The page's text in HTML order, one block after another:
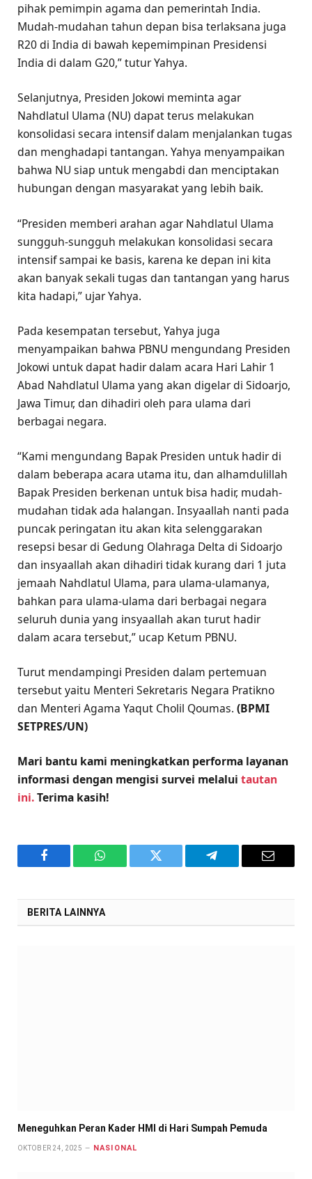
pihak pemimpin agama dan pemerintah India.
Mudah-mudahan tahun depan bisa terlaksana juga
R20 di India di bawah kepemimpinan Presidensi
India di dalam G20,” tutur Yahya.
Selanjutnya, Presiden Jokowi meminta agar
Nahdlatul Ulama (NU) dapat terus melakukan
konsolidasi secara intensif dalam menjalankan tugas
dan menghadapi tantangan. Yahya menyampaikan
bahwa NU siap untuk mengabdi dan menciptakan
hubungan dengan masyarakat yang lebih baik.
“Presiden memberi arahan agar Nahdlatul Ulama
sungguh-sungguh melakukan konsolidasi secara
intensif sampai ke basis, karena ke depan ini kita
akan banyak sekali tugas dan tantangan yang harus
kita hadapi,” ujar Yahya.
Pada kesempatan tersebut, Yahya juga
menyampaikan bahwa PBNU mengundang Presiden
Jokowi untuk dapat hadir dalam acara Hari Lahir 1
Abad Nahdlatul Ulama yang akan digelar di Sidoarjo,
Jawa Timur, dan dihadiri oleh para ulama dari
berbagai negara.
“Kami mengundang Bapak Presiden untuk hadir di
dalam beberapa acara utama itu, dan alhamdulillah
Bapak Presiden berkenan untuk bisa hadir, mudah-
mudahan tidak ada halangan. Insyaallah nanti pada
puncak peringatan itu akan kita selenggarakan
resepsi besar di Gedung Olahraga Delta di Sidoarjo
dan insyaallah akan dihadiri tidak kurang dari 1 juta
jemaah Nahdlatul Ulama, para ulama-ulamanya,
bahkan para ulama-ulama dari berbagai negara
seluruh dunia yang insyaallah akan turut hadir
dalam acara tersebut,” ucap Ketum PBNU.
Turut mendampingi Presiden dalam pertemuan
tersebut yaitu Menteri Sekretaris Negara Pratikno
dan Menteri Agama Yaqut Cholil Qoumas. (BPMI
SETPRES/UN)
Mari bantu kami meningkatkan performa layanan
informasi dengan mengisi survei melalui tautan
ini.Terima kasih!
Facebook WhatsAppTwitter Telegram Email
BERITA LAINNYA
Meneguhkan Peran Kader HMI di Hari Sumpah Pemuda
OKTOBER 24, 2025 NASIONAL